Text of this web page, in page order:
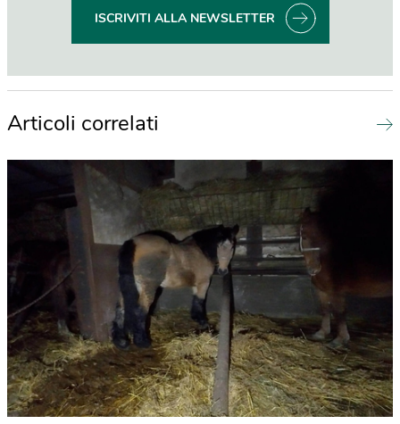
ISCRIVITI ALLA NEWSLETTER
Articoli correlati